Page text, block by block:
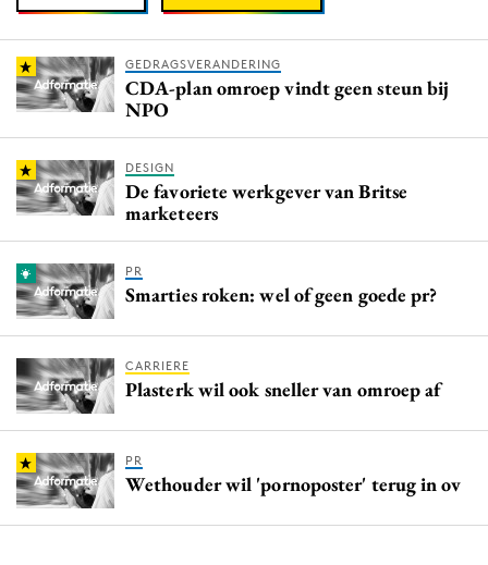
Reputatie & crisis
GEDRAGSVERANDERING
CDA-plan omroep vindt geen steun bij
NPO
DESIGN
De favoriete werkgever van Britse
marketeers
PR
Smarties roken: wel of geen goede pr?
CARRIERE
Plasterk wil ook sneller van omroep af
PR
Wethouder wil 'pornoposter' terug in ov